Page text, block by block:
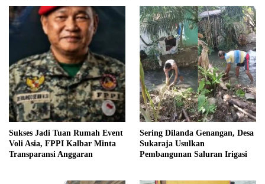
Sukses Jadi Tuan Rumah Event
Voli Asia, FPPI Kalbar Minta
Transparansi Anggaran
Sering Dilanda Genangan, Desa
Sukaraja Usulkan
Pembangunan Saluran Irigasi